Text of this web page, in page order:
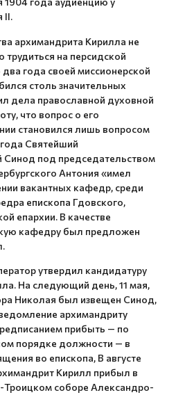
II.
архимандрита Кирилла не
трудиться на персидской
два года своей миссионерской
столь значительных
дела православной духовной
что вопрос о его
становился лишь вопросом
Святейший
Синод под председательством
Антония «имел
вакантных кафедр, среди
епископа Гдовского,
епархии. В качестве
кафедру был предложен
утвердил кандидатуру
На следующий день, 11 мая,
Николая был извещен Синод,
архимандриту
прибыть — по
порядке должности — в
во епископа, В августе
Кирилл прибыл в
Троицком соборе Александро-